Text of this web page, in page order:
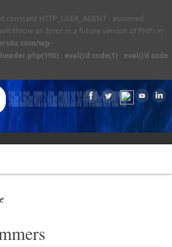
constant HTTP_USER_AGENT - assumed
will throw an Error in a future version of PHP) in
wp-
: eval()'d code(1) : eval()'d code